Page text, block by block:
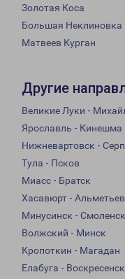
Золотая Коса
Большая Неклиновка
Матвеев Курган
Другие
Великие Луки -
Ярославль - Кинешма
Нижневартовск -
Тула - Псков
Миасс - Братск
Хасавюрт -
Минусинск - Смоленск
Волжский - Минск
Кропоткин - Магадан
Елабуга - Воскресенск